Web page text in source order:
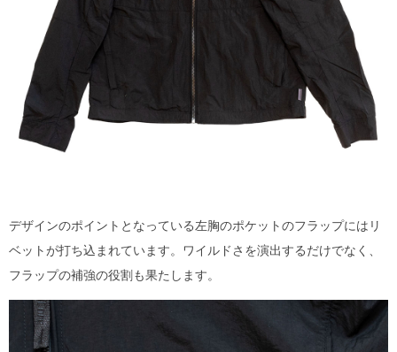
デザインのポイントとなっている左胸のポケットのフラップにはリ
ベットが打ち込まれています。ワイルドさを演出するだけでなく、
フラップの補強の役割も果たします。